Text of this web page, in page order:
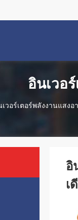
อินเวอ
เวอร์เตอร์พลังงานแสง
อิ
เ